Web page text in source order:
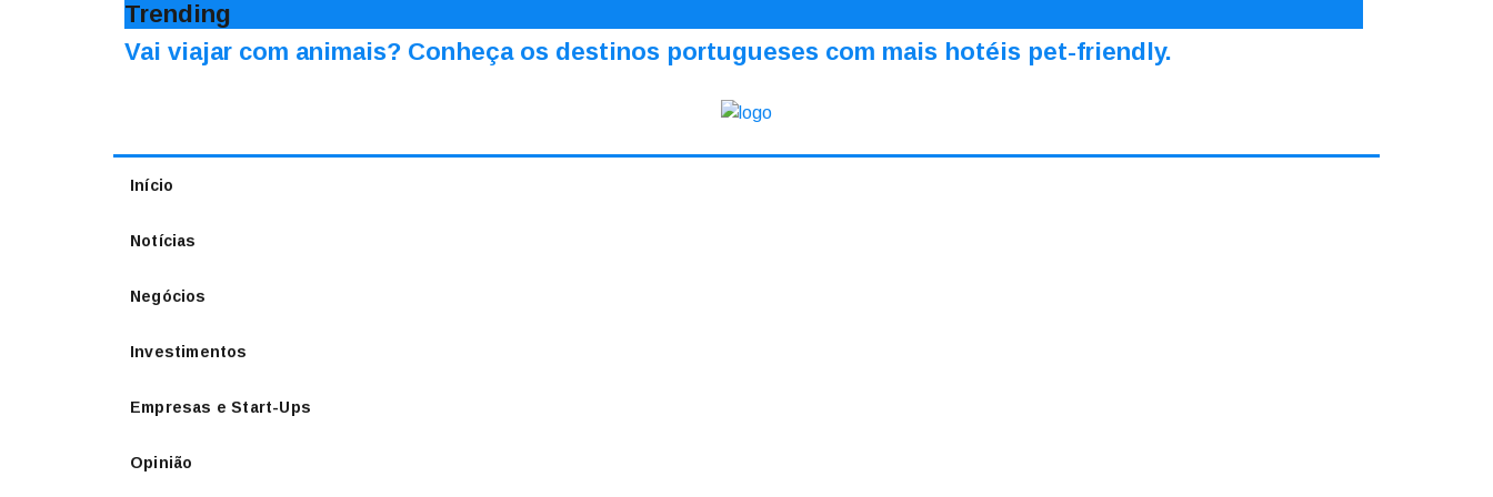
Trending
Vai viajar com animais? Conheça os destinos portugueses com mais hotéis pet-friendly.
Início
Notícias
Negócios
Investimentos
Empresas e Start-Ups
Opinião